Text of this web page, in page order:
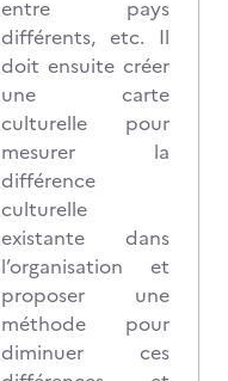
entre pays
différents, etc. Il
doit ensuite créer
une carte
culturelle pour
mesurer la
différence
culturelle
existante dans
l’organisation et
proposer une
méthode pour
diminuer ces